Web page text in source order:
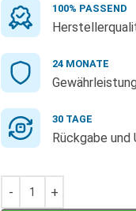
100% PASSEND
24 MONATE
30 TAGE
Rückgabe und